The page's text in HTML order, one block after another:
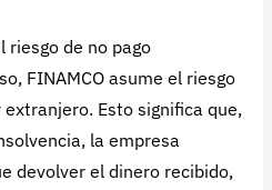
riesgo de no pago
FINAMCO asume el riesgo
Esto significa que,
la empresa
devolver el dinero recibido,